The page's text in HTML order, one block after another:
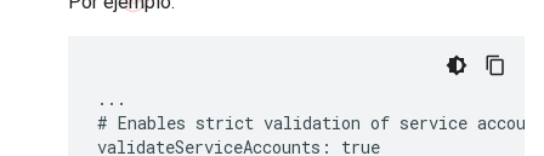
...
# Enables strict validation of service
validateServiceAccounts: true